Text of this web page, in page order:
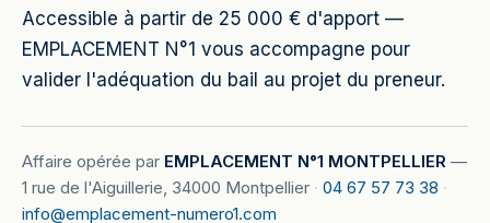
Accessible à partir de 25 000 € d'apport —
EMPLACEMENT N°1 vous accompagne pour
valider l'adéquation du bail au projet du preneur.
Affaire opérée par EMPLACEMENT N°1 MONTPELLIER —
1 rue de l'Aiguillerie, 34000 Montpellier · 04 67 57 73 38 ·
info@emplacement-numero1.com